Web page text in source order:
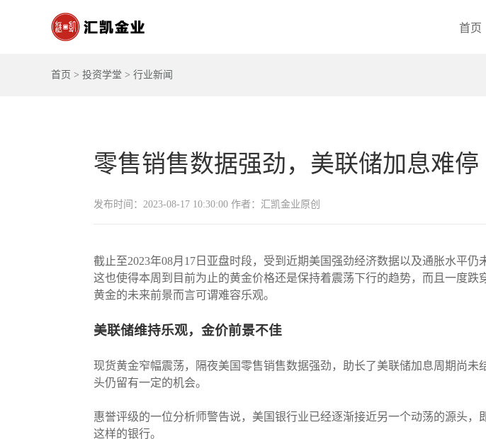
首页
首页 > 投资学堂 > 行业新闻
零售销售数据强劲，美联储加息难停
发布时间：2023-08-17 10:30:00 作者：汇凯金业原创
截止至2023年08月17日亚盘时段，受到近期美国强劲经济数据以及通胀水平
这也使得本周到目前为止的黄金价格还是保持着震荡下行的趋势，而且一度
黄金的未来前景而言可谓难容乐观。
美联储维持乐观，金价前景不佳
现货黄金窄幅震荡，隔夜美国零售销售数据强劲，助长了美联储加息周期尚
头仍留有一定的机会。
惠誉评级的一位分析师警告说，美国银行业已经逐渐接近另一个动荡的源头
这样的银行。